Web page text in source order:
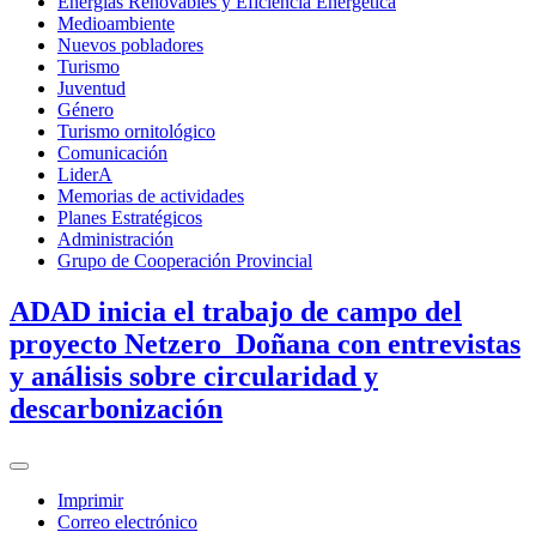
Medioambiente
Nuevos pobladores
Turismo
Juventud
Género
Turismo ornitológico
Comunicación
LiderA
Memorias de actividades
Planes Estratégicos
Administración
Grupo de Cooperación Provincial
ADAD inicia el trabajo de campo del
proyecto Netzero_Doñana con entrevistas
y análisis sobre circularidad y
descarbonización
Imprimir
Correo electrónico